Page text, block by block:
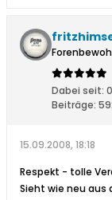
Dabei seit:
Beiträge:
15.09.2008, 18:18
Respekt - tolle
Sieht wie neu aus